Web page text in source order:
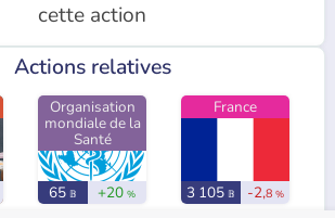
cette action
Actions relatives
Organisation
mondiale de la
Santé
65 𝔹 +20%
France
3 105 𝔹 -2,8 %